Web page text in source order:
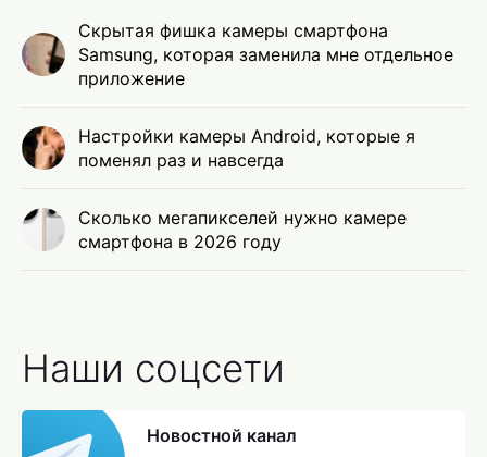
Скрытая фишка камеры смартфона
Samsung, которая заменила мне отдельное
приложение
Настройки камеры Android, которые я
поменял раз и навсегда
Сколько мегапикселей нужно камере
смартфона в 2026 году
Наши соцсети
Новостной канал